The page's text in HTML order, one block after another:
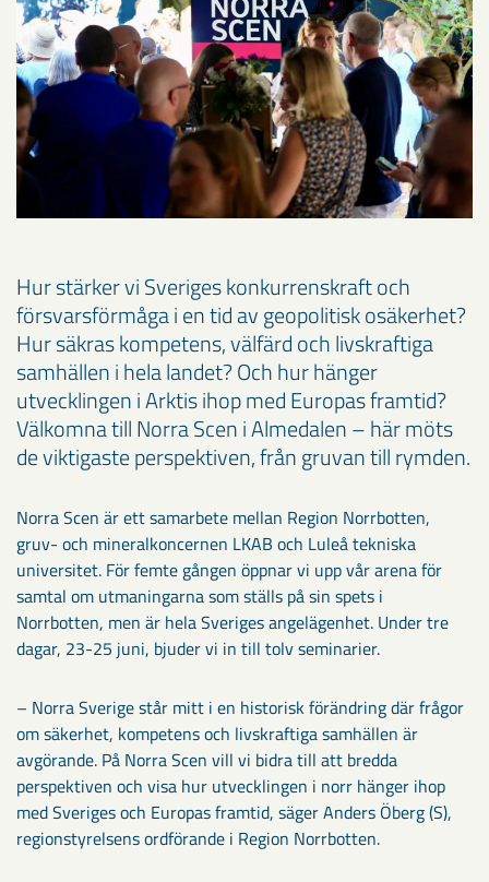
Hur stärker vi Sveriges konkurrenskraft och
försvarsförmåga i en tid av geopolitisk osäkerhet?
Hur säkras kompetens, välfärd och livskraftiga
samhällen i hela landet? Och hur hänger
utvecklingen i Arktis ihop med Europas framtid?
Välkomna till Norra Scen i Almedalen – här möts
de viktigaste perspektiven, från gruvan till rymden.
Norra Scen är ett samarbete mellan Region Norrbotten,
gruv- och mineralkoncernen LKAB och Luleå tekniska
universitet. För femte gången öppnar vi upp vår arena för
samtal om utmaningarna som ställs på sin spets i
Norrbotten, men är hela Sveriges angelägenhet. Under tre
dagar, 23-25 juni, bjuder vi in till tolv seminarier.
– Norra Sverige står mitt i en historisk förändring där frågor
om säkerhet, kompetens och livskraftiga samhällen är
avgörande. På Norra Scen vill vi bidra till att bredda
perspektiven och visa hur utvecklingen i norr hänger ihop
med Sveriges och Europas framtid, säger Anders Öberg (S),
regionstyrelsens ordförande i Region Norrbotten.